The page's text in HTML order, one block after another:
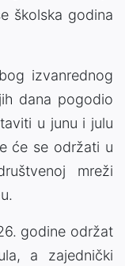
školska godina
izvanrednog
dana pogodio
u junu i julu
će se održati u
mreži
godine održat
a zajednički